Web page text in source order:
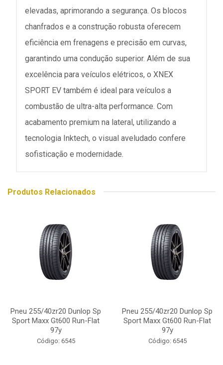
elevadas, aprimorando a segurança. Os blocos
chanfrados e a construção robusta oferecem
eficiência em frenagens e precisão em curvas,
garantindo uma condução superior. Além de sua
excelência para veículos elétricos, o XNEX
SPORT EV também é ideal para veículos a
combustão de ultra-alta performance. Com
acabamento premium na lateral, utilizando a
tecnologia Inktech, o visual aveludado confere
sofisticação e modernidade.
Produtos Relacionados
Pneu 255/40zr20 Dunlop Sp
Sport Maxx Gt600 Run-Flat
97y
Código: 6545
Pneu 255/40zr20 Dunlop Sp
Sport Maxx Gt600 Run-Flat
97y
Código: 6545